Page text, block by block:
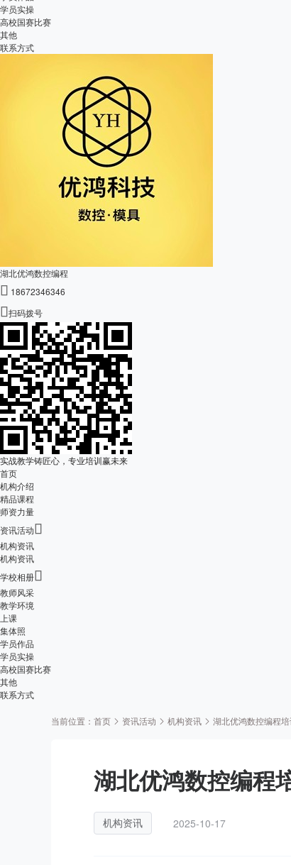
学员实操
高校国赛比赛
其他
联系方式
湖北优鸿数控编程
 18672346346
扫码拨号
实战教学铸匠心，专业培训赢未来
首页
机构介绍
精品课程
师资力量
资讯活动
机构资讯
机构资讯
学校相册
教师风采
教学环境
上课
集体照
学员作品
学员实操
高校国赛比赛
其他
联系方式
当前位置： 首页 资讯活动 机构资讯 湖北优鸿数控编程
湖北优鸿数控编程
机构资讯 2025-10-17